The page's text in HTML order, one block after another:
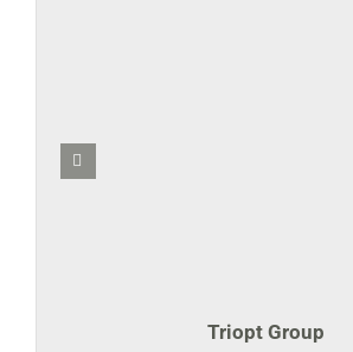
Triopt Group